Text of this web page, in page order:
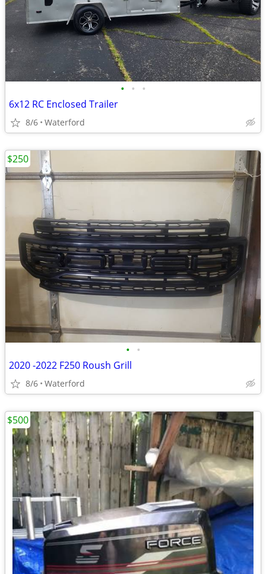
• • •
6x12 RC Enclosed Trailer
8/6 Waterford
• •
2020 -2022 F250 Roush Grill
8/6 Waterford
$250
$500